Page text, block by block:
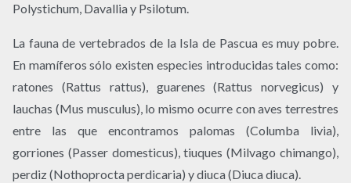
Polystichum, Davallia y Psilotum.
La fauna de vertebrados de la Isla de Pascua es muy pobre.
En mamíferos sólo existen especies introducidas tales como:
ratones (Rattus rattus), guarenes (Rattus norvegicus) y
lauchas (Mus musculus), lo mismo ocurre con aves terrestres
entre las que encontramos palomas (Columba livia),
gorriones (Passer domesticus), tiuques (Milvago chimango),
perdiz (Nothoprocta perdicaria) y diuca (Diuca diuca).